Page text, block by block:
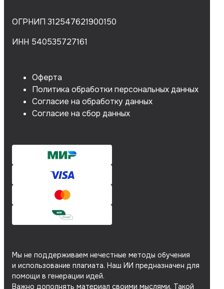
ОГРНИП 312547621900150
ИНН 540535727161
Оферта
Политика обработки персональных данных
Согласие на обработку данных
Согласие на сбор данных
Мы не поддерживаем нечестные методы обучения
и использование плагиата. Наш ИИ предназначен для
помощи в генерации идей.
Важно дополнять материал своими мыслями. Такой